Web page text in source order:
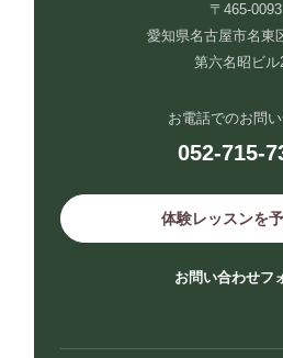
〒465-0093
愛知県名古屋市名東
第六名昭ビル
お電話でのお問
052-715-
体験レッスンを
お問い合わせフ